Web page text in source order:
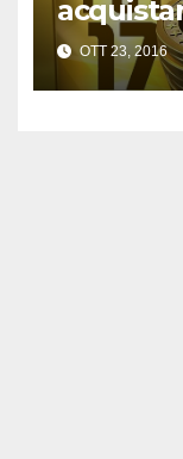
OTT 23, 2016